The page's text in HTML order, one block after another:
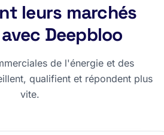
leurs marchés
Deepbloo
de l'énergie et des
qualifient et répondent plus
vite.